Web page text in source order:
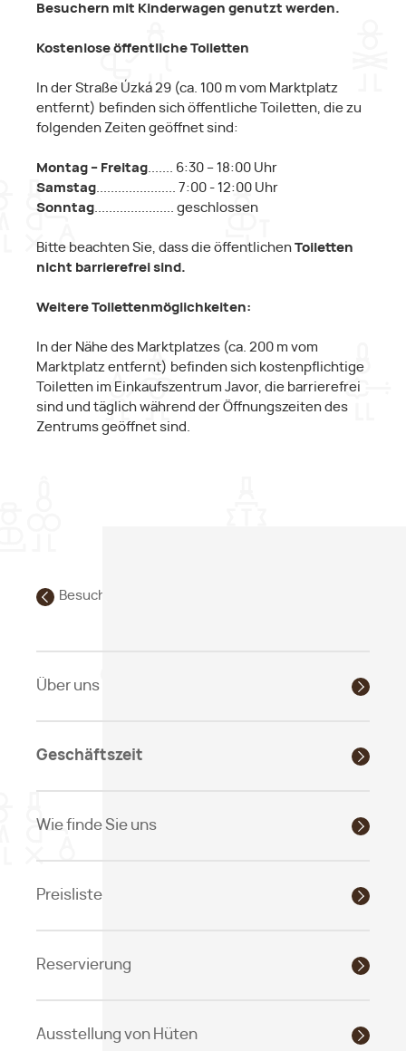
Besuchern mit Kinderwagen genutzt werden.
Kostenlose öffentliche Toiletten
In der Straße Úzká 29 (ca. 100 m vom Marktplatz
entfernt) befinden sich öffentliche Toiletten, die zu
folgenden Zeiten geöffnet sind:
Montag – Freitag....... 6:30 – 18:00 Uhr
Samstag...................... 7:00 - 12:00 Uhr
Sonntag...................... geschlossen
Bitte beachten Sie, dass die öffentlichen Toiletten
nicht barrierefrei sind.
Weitere Toilettenmöglichkeiten:
In der Nähe des Marktplatzes (ca. 200 m vom
Marktplatz entfernt) befinden sich kostenpflichtige
Toiletten im Einkaufszentrum Javor, die barrierefrei
sind und täglich während der Öffnungszeiten des
Zentrums geöffnet sind.
Besucherzentrum
Über uns
Geschäftszeit
Wie finde Sie uns
Preisliste
Reservierung
Ausstellung von Hüten